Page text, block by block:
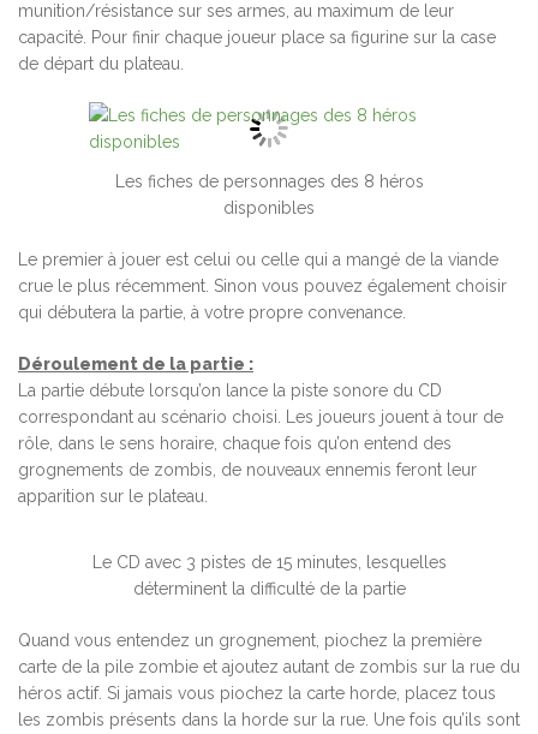
munition/résistance sur ses armes, au maximum de leur
capacité. Pour finir chaque joueur place sa figurine sur la case
de départ du plateau.
Les fiches de personnages des 8 héros
disponibles
Le premier à jouer est celui ou celle qui a mangé de la viande
crue le plus récemment. Sinon vous pouvez également choisir
qui débutera la partie, à votre propre convenance.
Déroulement de la partie :
La partie débute lorsqu’on lance la piste sonore du CD
correspondant au scénario choisi. Les joueurs jouent à tour de
rôle, dans le sens horaire, chaque fois qu’on entend des
grognements de zombis, de nouveaux ennemis feront leur
apparition sur le plateau.
Le CD avec 3 pistes de 15 minutes, lesquelles
déterminent la difficulté de la partie
Quand vous entendez un grognement, piochez la première
carte de la pile zombie et ajoutez autant de zombis sur la rue du
héros actif. Si jamais vous piochez la carte horde, placez tous
les zombis présents dans la horde sur la rue. Une fois qu’ils sont